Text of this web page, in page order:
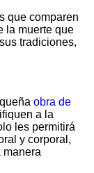
que comparen
la muerte que
tradiciones,
obra de
a la
les permitirá
y corporal,
manera